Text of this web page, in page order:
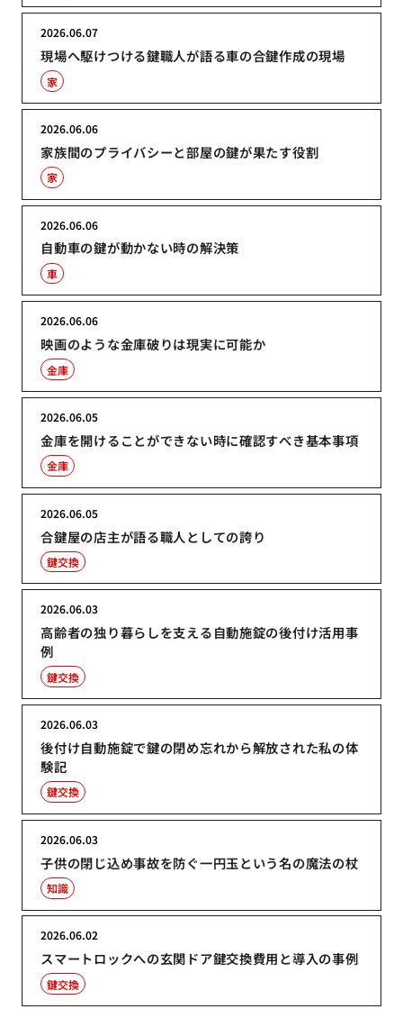
現場へ駆けつける鍵職人が語る車の合鍵作成の現場
2026.06.07
家
家族間のプライバシーと部屋の鍵が果たす役割
2026.06.06
家
自動車の鍵が動かない時の解決策
2026.06.06
車
映画のような金庫破りは現実に可能か
2026.06.06
金庫
金庫を開けることができない時に確認すべき基本事項
2026.06.05
金庫
合鍵屋の店主が語る職人としての誇り
2026.06.05
鍵交換
高齢者の独り暮らしを支える自動施錠の後付け活用事
例
2026.06.03
鍵交換
後付け自動施錠で鍵の閉め忘れから解放された私の体
験記
2026.06.03
鍵交換
子供の閉じ込め事故を防ぐ一円玉という名の魔法の杖
2026.06.03
知識
スマートロックへの玄関ドア鍵交換費用と導入の事例
2026.06.02
鍵交換